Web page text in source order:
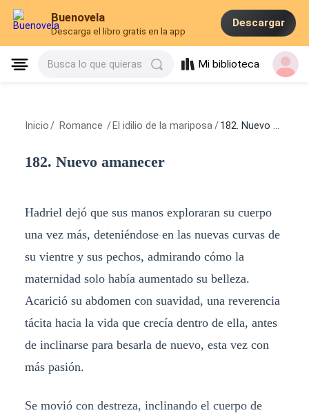
Buenovela
Descarga el libro gratis en la app
Descargar
Busca lo que quieras Mi biblioteca
Inicio / Romance / El idilio de la mariposa / 182. Nuevo amanecer
182. Nuevo amanecer
Hadriel dejó que sus manos exploraran su cuerpo
una vez más, deteniéndose en las nuevas curvas de
su vientre y sus pechos, admirando cómo la
maternidad solo había aumentado su belleza.
Acarició su abdomen con suavidad, una reverencia
tácita hacia la vida que crecía dentro de ella, antes
de inclinarse para besarla de nuevo, esta vez con
más pasión.
Se movió con destreza, inclinando el cuerpo de